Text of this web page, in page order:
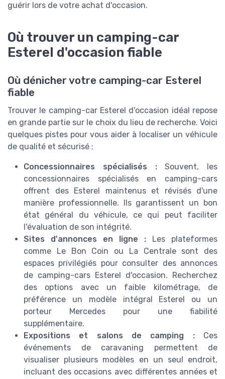
guérir lors de votre achat d'occasion.
Où trouver un camping-car
Esterel d'occasion fiable
Où dénicher votre camping-car Esterel
fiable
Trouver le camping-car Esterel d'occasion idéal repose
en grande partie sur le choix du lieu de recherche. Voici
quelques pistes pour vous aider à localiser un véhicule
de qualité et sécurisé :
Concessionnaires spécialisés :Souvent, les
concessionnaires spécialisés en camping-cars
offrent des Esterel maintenus et révisés d'une
manière professionnelle. Ils garantissent un bon
état général du véhicule, ce qui peut faciliter
l'évaluation de son intégrité.
Sites d'annonces en ligne : Les plateformes
comme Le Bon Coin ou La Centrale sont des
espaces privilégiés pour consulter des annonces
de camping-cars Esterel d'occasion. Recherchez
des options avec un faible kilométrage, de
préférence un modèle intégral Esterel ou un
porteur Mercedes pour une fiabilité
supplémentaire.
Expositions et salons de camping :Ces
événements de caravaning permettent de
visualiser plusieurs modèles en un seul endroit,
incluant des occasions avec différentes années et